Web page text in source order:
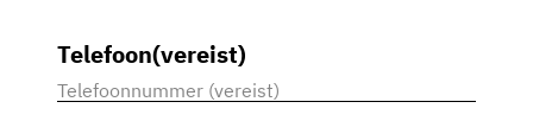
Telefoon(vereist)